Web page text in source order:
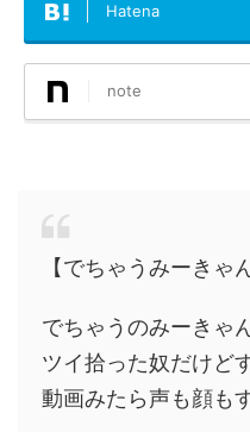
Hatena
note
【でちゃうみーきゃ
でちゃうのみーきゃ
ツイ拾った奴だけど
動画みたら声も顔も